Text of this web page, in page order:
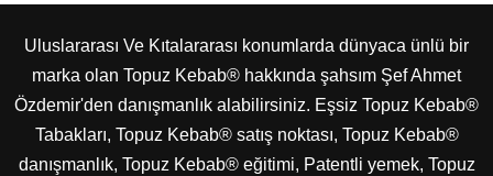
Uluslararası Ve Kıtalararası konumlarda dünyaca ünlü bir
marka olan Topuz Kebab® hakkında şahsım Şef Ahmet
Özdemir'den danışmanlık alabilirsiniz. Eşsiz Topuz Kebab®
Tabakları, Topuz Kebab® satış noktası, Topuz Kebab®
danışmanlık, Topuz Kebab® eğitimi, Patentli yemek, Topuz